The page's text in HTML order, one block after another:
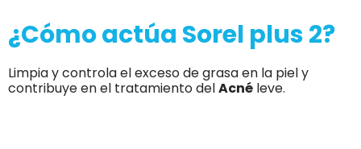
¿Cómo actúa Sorel plus 2?
Limpia y controla el exceso de grasa en la piel y
contribuye en el tratamiento delAcné leve.